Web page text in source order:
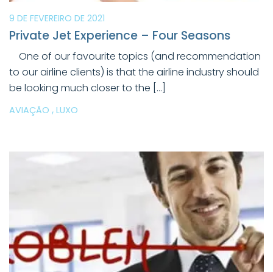
9 DE FEVEREIRO DE 2021
Private Jet Experience – Four Seasons
One of our favourite topics (and recommendation
to our airline clients) is that the airline industry should
be looking much closer to the […]
AVIAÇÃO , LUXO